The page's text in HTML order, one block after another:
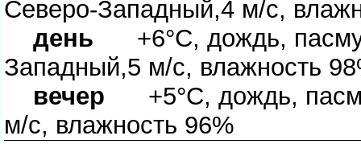
Северо-Западный,4 м/с,
день +6°C, дождь,
Западный,5 м/с, влажность
ечер +5°C, дождь,
м/с, влажность 96%